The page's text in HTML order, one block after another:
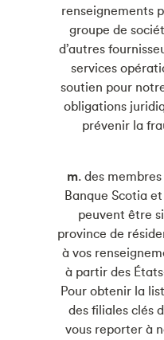
renseignements
groupe de
d’autres
services
soutien pour
obligations
prévenir la
m. des
Banque Scotia
peuvent être
province de
à vos
à partir des
Pour obtenir la
des filiales clés
vous reporter à